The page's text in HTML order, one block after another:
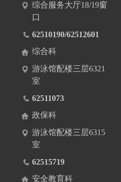
综合服务大厅18/19窗
口
62510190/62512601
综合科
游泳馆配楼三层6321
室
62511073
政保科
游泳馆配楼三层6315
室
62515719
安全教育科